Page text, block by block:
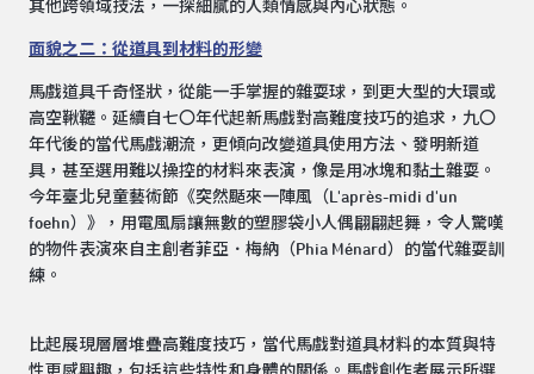
其他跨領域技法，一探細膩的人類情感與內心狀態。
面貌之二：從道具到材料的形變
馬戲道具千奇怪狀，從能一手掌握的雜耍球，到更大型的大環或
高空鞦韆。延續自七〇年代起新馬戲對高難度技巧的追求，九〇
年代後的當代馬戲潮流，更傾向改變道具使用方法、發明新道
具，甚至選用難以操控的材料來表演，像是用冰塊和黏土雜耍。
今年臺北兒童藝術節《突然颳來一陣風（L'après-midi d'un
foehn）》，用電風扇讓無數的塑膠袋小人偶翩翩起舞，令人驚嘆
的物件表演來自主創者菲亞．梅納（Phia Ménard）的當代雜耍訓
練。
比起展現層層堆疊高難度技巧，當代馬戲對道具材料的本質與特